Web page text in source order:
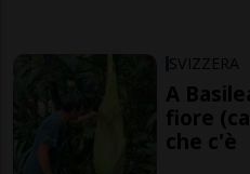
SVIZZERA
A
fiore
che c'è